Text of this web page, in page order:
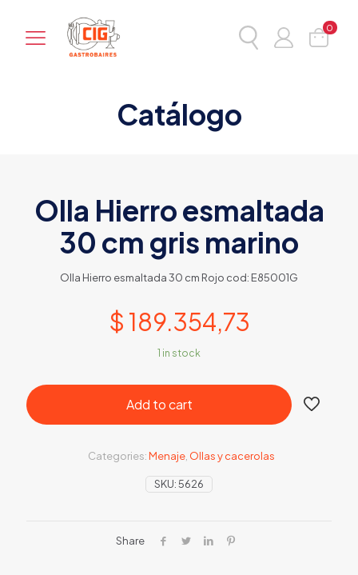
0
Catálogo
Olla Hierro esmaltada
30 cm gris marino
Olla Hierro esmaltada 30 cm Rojo cod: E85001G
$ 189.354,73
1 in stock
Add to cart
SKU:5626
Categories:Menaje, Ollas y cacerolas
Share